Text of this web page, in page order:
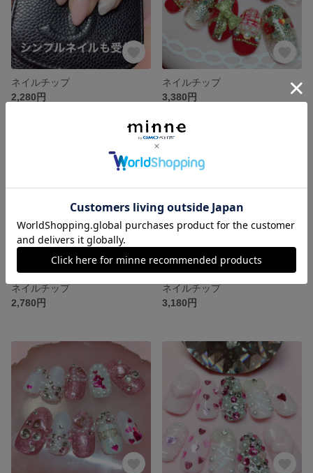
ネイルチップ
2,280円
ネイルチップ
3,380円
ネイルチップ
2,780円
ネイルチップ
3,180円